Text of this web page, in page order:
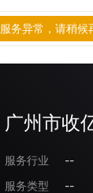
广州市收
服务行业
--
服务类型
--
服务异常，请稍候